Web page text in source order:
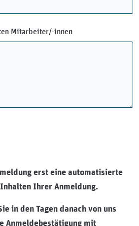
Mitarbeiter/-innen
erst eine automatisierte
Ihrer Anmeldung.
in den Tagen danach von uns
Anmeldebestätigung mit